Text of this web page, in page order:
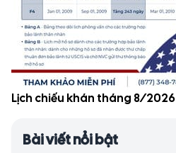
Lịch chiếu khán tháng 8/2026
Bài viết nổi bật